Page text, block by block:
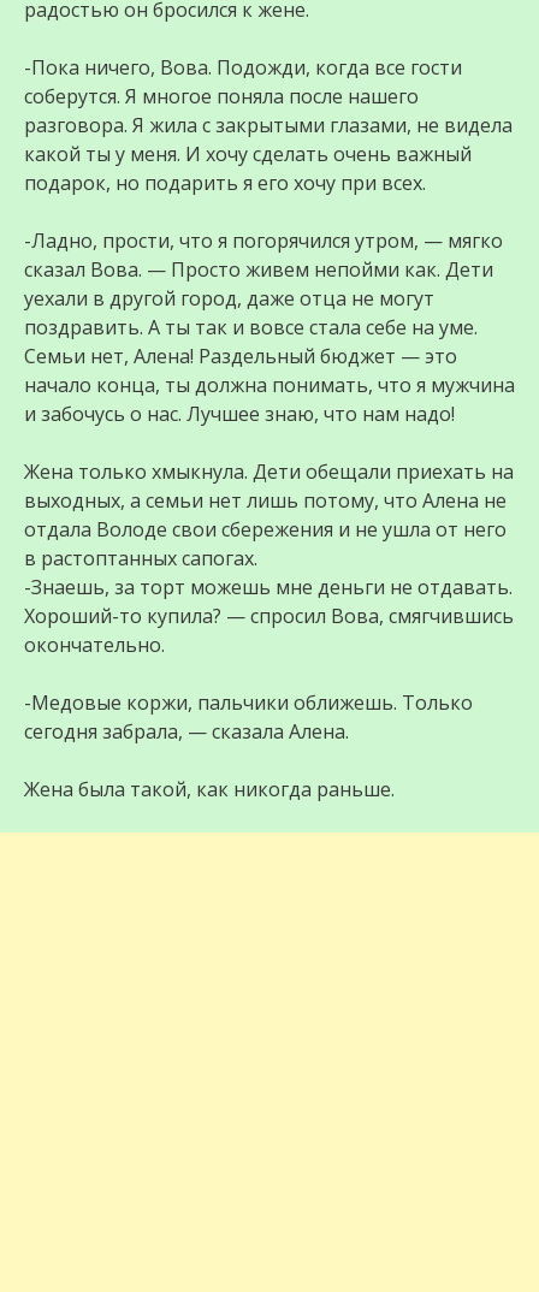
радостью он бросился к жене.
-Пока ничего, Вова. Подожди, когда все гости
соберутся. Я многое поняла после нашего
разговора. Я жила с закрытыми глазами, не видела
какой ты у меня. И хочу сделать очень важный
подарок, но подарить я его хочу при всех.
-Ладно, прости, что я погорячился утром, — мягко
сказал Вова. — Просто живем непойми как. Дети
уехали в другой город, даже отца не могут
поздравить. А ты так и вовсе стала себе на уме.
Семьи нет, Алена! Раздельный бюджет — это
начало конца, ты должна понимать, что я мужчина
и забочусь о нас. Лучшее знаю, что нам надо!
Жена только хмыкнула. Дети обещали приехать на
выходных, а семьи нет лишь потому, что Алена не
отдала Володе свои сбережения и не ушла от него
в растоптанных сапогах.
-Знаешь, за торт можешь мне деньги не отдавать.
Хороший-то купила? — спросил Вова, смягчившись
окончательно.
-Медовые коржи, пальчики оближешь. Только
сегодня забрала, — сказала Алена.
Жена была такой, как никогда раньше.